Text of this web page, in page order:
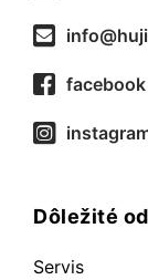
facebook
Dôležité
Servis